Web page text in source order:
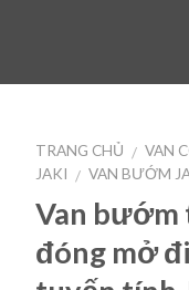
TRANG CHỦ / VAN
JAKI / VAN BƯỚM
Van bướm
đóng mở